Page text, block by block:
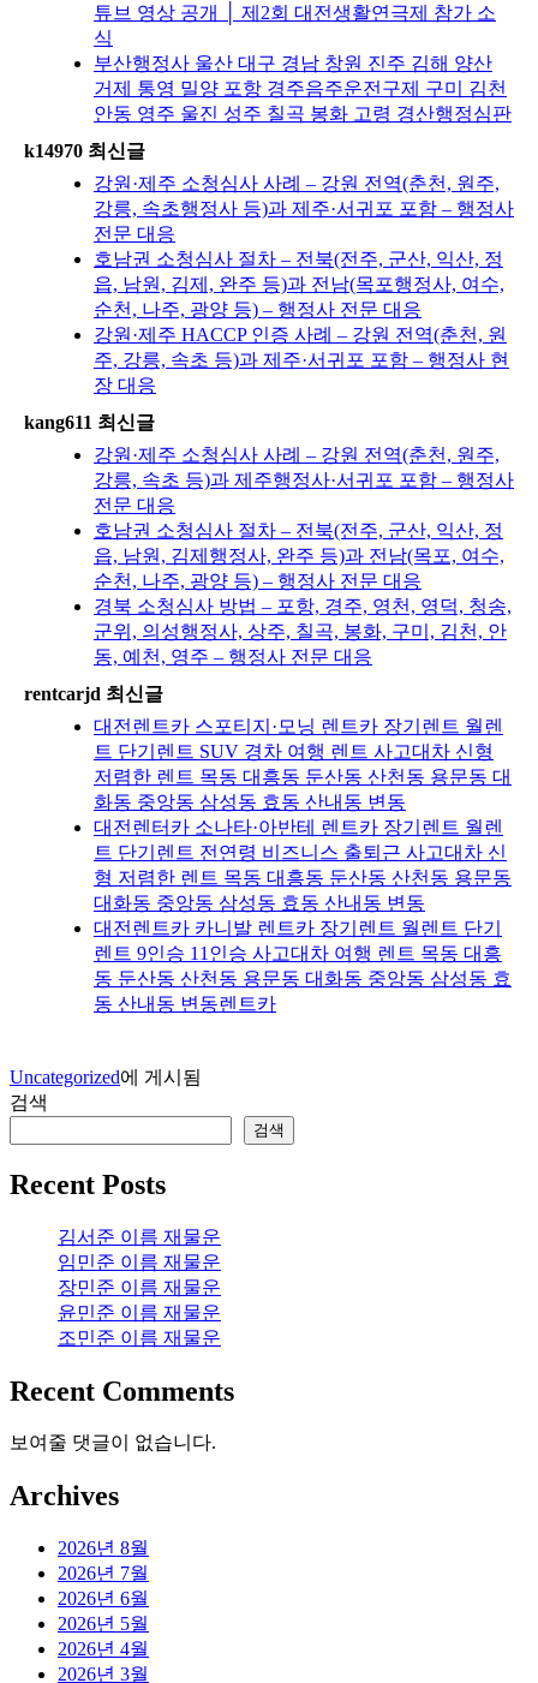
튜브 영상 공개 │ 제2회 대전생활연극제 참가 소
식
부산행정사 울산 대구 경남 창원 진주 김해 양산
거제 통영 밀양 포항 경주음주운전구제 구미 김천
안동 영주 울진 성주 칠곡 봉화 고령 경산행정심판
k14970 최신글
강원·제주 소청심사 사례 – 강원 전역(춘천, 원주,
강릉, 속초행정사 등)과 제주·서귀포 포함 – 행정사
전문 대응
호남권 소청심사 절차 – 전북(전주, 군산, 익산, 정
읍, 남원, 김제, 완주 등)과 전남(목포행정사, 여수,
순천, 나주, 광양 등) – 행정사 전문 대응
강원·제주 HACCP 인증 사례 – 강원 전역(춘천, 원
주, 강릉, 속초 등)과 제주·서귀포 포함 – 행정사 현
장 대응
kang611 최신글
강원·제주 소청심사 사례 – 강원 전역(춘천, 원주,
강릉, 속초 등)과 제주행정사·서귀포 포함 – 행정사
전문 대응
호남권 소청심사 절차 – 전북(전주, 군산, 익산, 정
읍, 남원, 김제행정사, 완주 등)과 전남(목포, 여수,
순천, 나주, 광양 등) – 행정사 전문 대응
경북 소청심사 방법 – 포항, 경주, 영천, 영덕, 청송,
군위, 의성행정사, 상주, 칠곡, 봉화, 구미, 김천, 안
동, 예천, 영주 – 행정사 전문 대응
rentcarjd 최신글
대전렌트카 스포티지·모닝 렌트카 장기렌트 월렌
트 단기렌트 SUV 경차 여행 렌트 사고대차 신형
저렴한 렌트 목동 대흥동 둔산동 산천동 용문동 대
화동 중앙동 삼성동 효동 산내동 변동
대전렌터카 소나타·아반테 렌트카 장기렌트 월렌
트 단기렌트 전연령 비즈니스 출퇴근 사고대차 신
형 저렴한 렌트 목동 대흥동 둔산동 산천동 용문동
대화동 중앙동 삼성동 효동 산내동 변동
대전렌트카 카니발 렌트카 장기렌트 월렌트 단기
렌트 9인승 11인승 사고대차 여행 렌트 목동 대흥
동 둔산동 산천동 용문동 대화동 중앙동 삼성동 효
동 산내동 변동렌트카
Uncategorized에 게시됨
검색
검색
Recent Posts
김서준 이름 재물운
임민준 이름 재물운
장민준 이름 재물운
윤민준 이름 재물운
조민준 이름 재물운
Recent Comments
보여줄 댓글이 없습니다.
Archives
2026년 8월
2026년 7월
2026년 6월
2026년 5월
2026년 4월
2026년 3월